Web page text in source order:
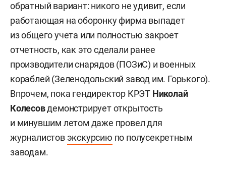
обратный вариант: никого не удивит, если
работающая на оборонку фирма выпадет
из общего учета или полностью закроет
отчетность, как это сделали ранее
производители снарядов (ПОЗиС) и военных
кораблей (Зеленодольский завод им. Горького).
Впрочем, пока гендиректор КРЭТ Николай
Колесовдемонстрирует открытость
и минувшим летом даже провел для
журналистов экскурсию по полусекретным
заводам.